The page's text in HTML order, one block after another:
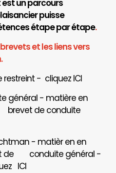
un parcours
puisse
étape par étape.
et les liens vers
restreint - cliquez ICI
général - matière en
de conduite
- matièr en en
de
conduite général -
ICI